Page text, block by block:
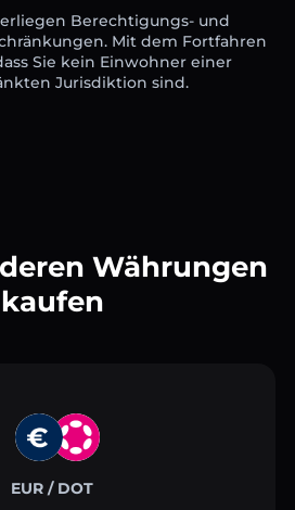
Berechtigungs- und
Mit dem Fortfahren
Sie kein Einwohner einer
Jurisdiktion sind.
Währungen
kaufen
EUR / DOT